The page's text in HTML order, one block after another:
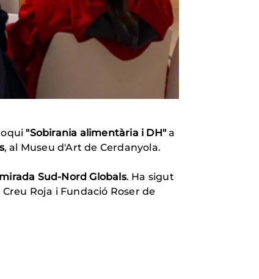
"Sobirania alimentària i DH" a
, al Museu d'Art de Cerdanyola.
Sud-Nord Globals. Ha sigut
Roja i Fundació Roser de